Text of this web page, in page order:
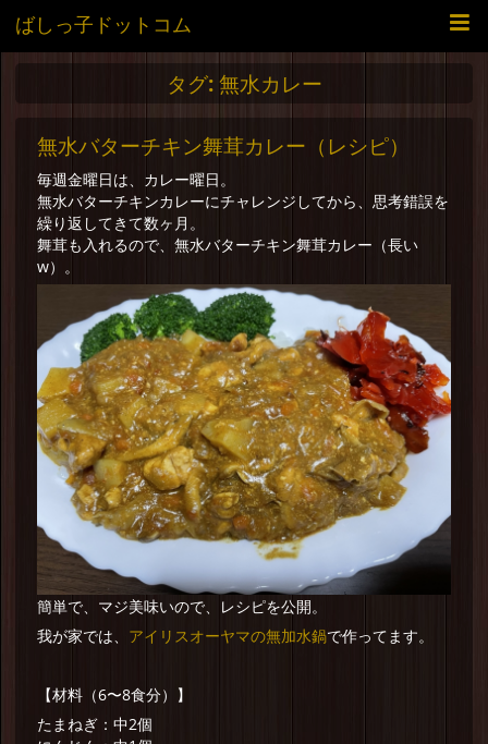
ばしっ子ドットコム
タグ:無水カレー
無水バターチキン舞茸カレー（レシピ）
毎週金曜日は、カレー曜日。
無水バターチキンカレーにチャレンジしてから、思考錯誤を
繰り返してきて数ヶ月。
舞茸も入れるので、無水バターチキン舞茸カレー（長い
w）。
簡単で、マジ美味いので、レシピを公開。
我が家では、 アイリスオーヤマの無加水鍋で作ってます。
【材料（6〜8食分）】
たまねぎ：中2個